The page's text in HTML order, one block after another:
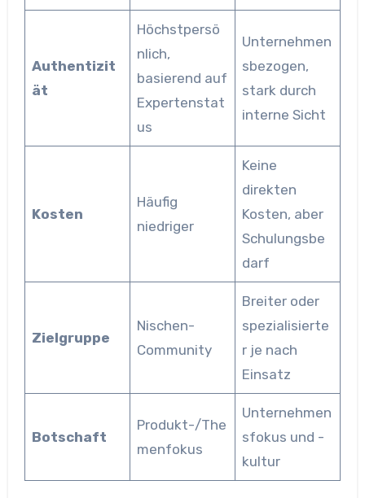
Authentizit
ät
Höchstpersö
nlich,
basierend auf
Expertenstat
us
Unternehmen
sbezogen,
stark durch
interne Sicht
Kosten
Häufig
niedriger
Keine
direkten
Kosten, aber
Schulungsbe
darf
Zielgruppe
Nischen-
Community
Breiter oder
spezialisierte
r je nach
Einsatz
Botschaft
Produkt-/The
menfokus
Unternehmen
sfokus und -
kultur